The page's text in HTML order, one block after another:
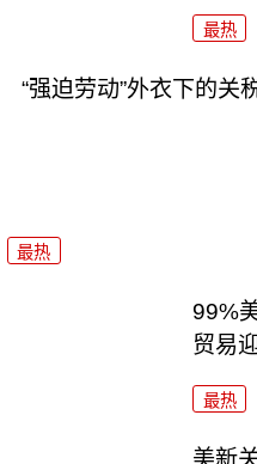
最热
“强迫劳动”外衣下的关
最热
99%
贸易
最热